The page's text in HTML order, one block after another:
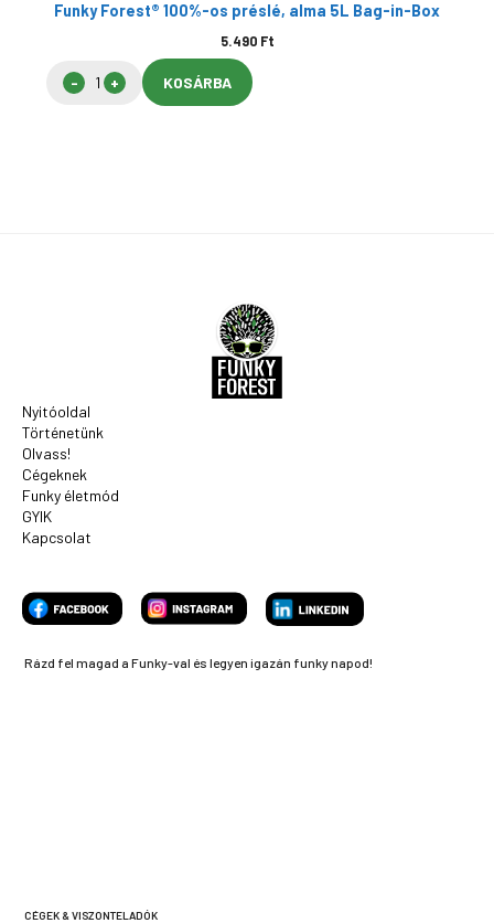
Funky Forest® 100%-os préslé, alma 5L Bag-in-Box
5.490 Ft
KOSÁRBA
Nyitóoldal
Történetünk
Olvass!
Cégeknek
Funky életmód
GYIK
Kapcsolat
Rázd fel magad a Funky-val és legyen igazán funky napod!
CÉGEK & VISZONTELADÓK